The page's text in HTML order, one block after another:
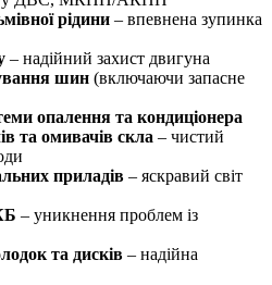
рідини – впевнена зупинка
– надійний захист двигуна
шин (включаючи запасне
опалення та кондиціонера
та омивачів скла – чистий
приладів – яскравий світ
– уникнення проблем із
та дисків – надійна